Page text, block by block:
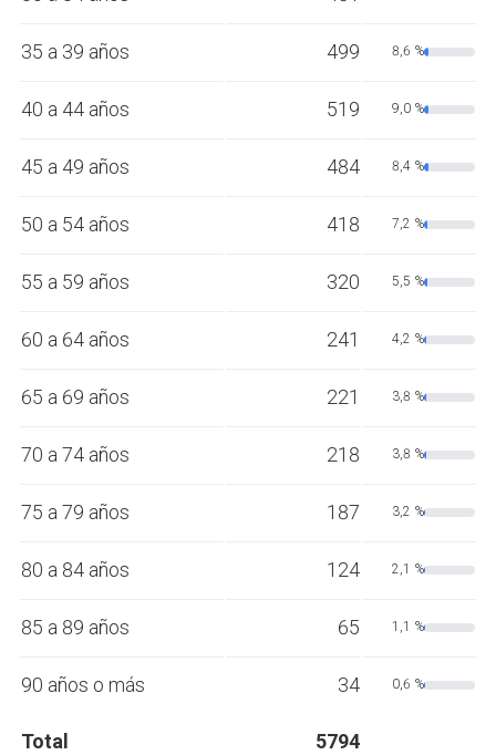
35 a 39 años 499 8,6 %
40 a 44 años 519 9,0 %
45 a 49 años 484 8,4 %
50 a 54 años 418 7,2 %
55 a 59 años 320 5,5 %
60 a 64 años 241 4,2 %
65 a 69 años 221 3,8 %
70 a 74 años 218 3,8 %
75 a 79 años 187 3,2 %
80 a 84 años 124 2,1 %
85 a 89 años 65 1,1 %
90 años o más 34 0,6 %
Total 5794